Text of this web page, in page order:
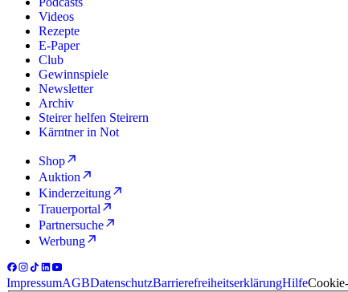
Videos
Rezepte
E-Paper
Club
Gewinnspiele
Newsletter
Archiv
Steirer helfen Steirern
Kärntner in Not
Shop
Auktion
Kinderzeitung
Trauerportal
Partnersuche
Werbung
ImpressumAGBDatenschutzBarrierefreiheitserklärungHilfe